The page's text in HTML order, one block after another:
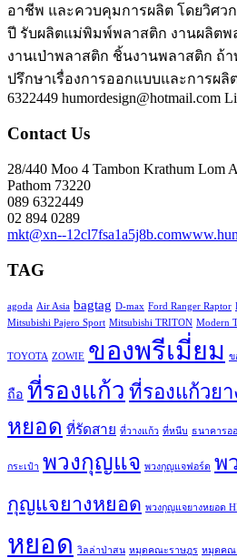
อาชีพ และควบคุมการผลิต โดยวิศว
ปี รับผลิตแม่พิมพ์พลาสติก งานผลิตพ
งานเป่าพลาสติก ชิ้นงานพลาสติก ถ้
ปรึกษาเรื่องการออกแบบและการผลิ
6322449 humordesign@hotmail.com
Contact Us
28/440 Moo 4 Tambon Krathum Lom
Pathom 73220
089 6322449
02 894 0289
mkt@xn--12cl7fsa1a5j8b.com
TAG
agoda Air Asia bagtag D-max Ford Ranger Raptor
Mitsubishi Pajero Sport Mitsubishi TRITON Modern
TOYOTA ZOWIE ของพรีเมี่ยม ข
ถือ ที่รองแก้ว ที่รองแก้วยา
หยอด ที่รัดสาย ที่วางแก้ว ที่หนีบ ธนาคารอ
กระเป๋า พวงกุญแจ พวงกุญแจฟอร์ด พ
กุญแจยางหยอด พวงกุญแจยางหยอด
หยอด วิลล่าป่าสน หมุดคณะราษฎร หมุดคณ